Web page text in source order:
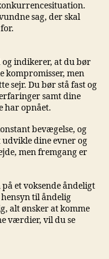
sag, der skal
og indikerer, at du bør
kompromisser, men
sejr. Du bør stå fast og
samt dine
har opnået.
bevægelse, og
dine evner og
men fremgang er
et voksende åndeligt
til åndelig
alt ønsker at komme
værdier, vil du se